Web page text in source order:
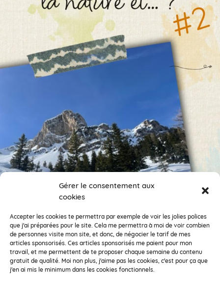
Gérer le consentement aux
cookies
Accepter les cookies te permettra par exemple de voir les jolies polices
que j'ai préparées pour le site. Cela me permettra à moi de voir combien
de personnes visite mon site, et donc, de négocier le tarif de mes
articles sponsorisés. Ces articles sponsorisés me paient pour mon
travail, et me permettent de te proposer chaque semaine du contenu
gratuit de qualité. Moi non plus, j'aime pas les cookies, c'est pour ça que
j'en ai mis le minimum dans les cookies fonctionnels.
Encore des photos !
Clémentine la Mandarine fait partie de la Coopérative d’Activités et
d’EmploiVecteur Activités
33 rue des déportés du 11 novembre 1943, 38100 Grenoble – SARL
SCOP à capital variable – RCS de Grenoble 448 355 156 – SIRET 448